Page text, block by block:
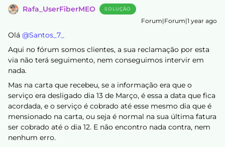
Rafa_UserFiberMEO SOLUÇÃO
Forum|Forum|1 year ago
Olá ​ @Santos_7_
Aqui no fórum somos clientes, a sua reclamação por esta
via não terá seguimento, nem conseguimos intervir em
nada.
Mas na carta que recebeu, se a informação era que o
serviço era desligado dia 13 de Março, é essa a data que fica
acordada, e o serviço é cobrado até esse mesmo dia que é
mensionado na carta, ou seja é normal na sua última fatura
ser cobrado até o dia 12. E não encontro nada contra, nem
nenhum erro.